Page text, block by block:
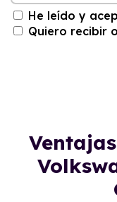
He leído y
Quiero recibir